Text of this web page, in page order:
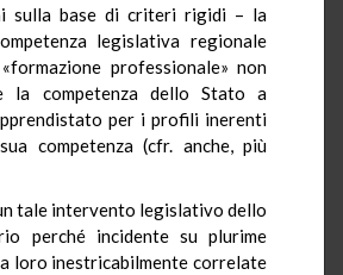
sulla base di criteri rigidi – la
legislativa regionale
professionale» non
la competenza dello Stato a
per i profili inerenti
competenza (cfr. anche, più
tale intervento legislativo dello
perché incidente su plurime
loro inestricabilmente correlate